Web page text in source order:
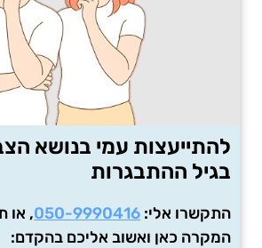
להתייעצות עמי בנושא
בגיל ההתבגרות
התקשרו אלי: 050-9990416, או
המקרה כאן ואשוב אליכם בהקדם: